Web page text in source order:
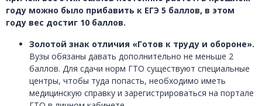
году можно было прибавить к ЕГЭ 5 баллов, в этом
году вес достиг 10 баллов.
Золотой знак отличия «Готов к труду и обороне».
Вузы обязаны давать дополнительно не меньше 2
баллов. Для сдачи норм ГТО существуют специальные
центры, чтобы туда попасть, необходимо иметь
медицинскую справку и зарегистрироваться на портале